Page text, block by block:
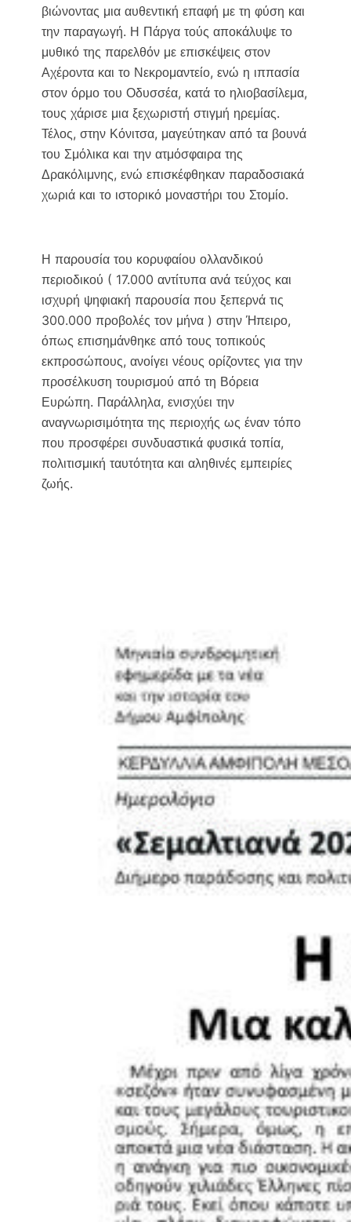
βιώνοντας μια αυθεντική επαφή με τη φύση και
την παραγωγή. Η Πάργα τούς αποκάλυψε το
μυθικό της παρελθόν με επισκέψεις στον
Αχέροντα και το Νεκρομαντείο, ενώ η ιππασία
στον όρμο του Οδυσσέα, κατά το ηλιοβασίλεμα,
τους χάρισε μια ξεχωριστή στιγμή ηρεμίας.
Τέλος, στην Κόνιτσα, μαγεύτηκαν από τα βουνά
του Σμόλικα και την ατμόσφαιρα της
Δρακόλιμνης, ενώ επισκέφθηκαν παραδοσιακά
χωριά και το ιστορικό μοναστήρι του Στομίο.
Η παρουσία του κορυφαίου ολλανδικού
περιοδικού ( 17.000 αντίτυπα ανά τεύχος και
ισχυρή ψηφιακή παρουσία που ξεπερνά τις
300.000 προβολές τον μήνα ) στην Ήπειρο,
όπως επισημάνθηκε από τους τοπικούς
εκπροσώπους, ανοίγει νέους ορίζοντες για την
προσέλκυση τουρισμού από τη Βόρεια
Ευρώπη. Παράλληλα, ενισχύει την
αναγνωρισιμότητα της περιοχής ως έναν τόπο
που προσφέρει συνδυαστικά φυσικά τοπία,
πολιτισμική ταυτότητα και αληθινές εμπειρίες
ζωής.